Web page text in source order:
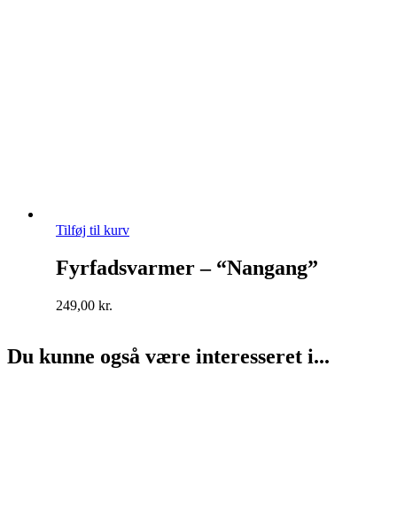
Tilføj til kurv
Fyrfadsvarmer – “Nangang”
249,00 kr.
Du kunne også være interesseret i...